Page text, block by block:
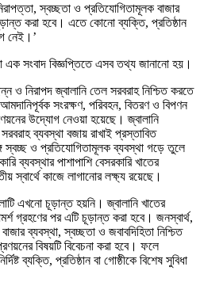
স্বচ্ছতা ও প্রতিযোগিতামূলক বাজার
করা হবে। এতে কোনো ব্যক্তি, প্রতিষ্ঠান
নেই।’
এক সংবাদ বিজ্ঞপ্তিতে এসব তথ্য জানানো হয়।
ও নিরাপদ জ্বালানি তেল সরবরাহ নিশ্চিত করতে
আমদানিপূর্বক সংরক্ষণ, পরিবহন, বিতরণ ও বিপণন
উদ্যোগ নেওয়া হয়েছে। জ্বালানি
ব্যবস্থা বজায় রাখাই প্রস্তাবিত
স্বচ্ছ ও প্রতিযোগিতামূলক ব্যবস্থা গড়ে তুলে
ব্যবস্থার পাশাপাশি বেসরকারি খাতের
স্বার্থে কাজে লাগানোর লক্ষ্য রয়েছে।
এখনো চূড়ান্ত হয়নি। জ্বালানি খাতের
গ্রহণের পর এটি চূড়ান্ত করা হবে। জনস্বার্থ,
ব্যবস্থা, স্বচ্ছতা ও জবাবদিহিতা নিশ্চিত
বিষয়টি বিবেচনা করা হবে। ফলে
ব্যক্তি, প্রতিষ্ঠান বা গোষ্ঠীকে বিশেষ সুবিধা